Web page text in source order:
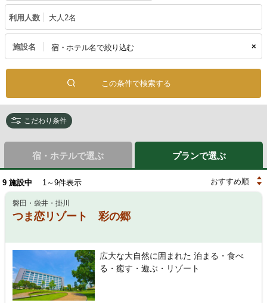
利用人数 大人2名
施設名 ×
こだわり条件
宿・ホテルで選ぶ プランで選ぶ
9 施設中 1～9件表示
磐田・袋井・掛川
つま恋リゾート 彩の郷
広大な大自然に囲まれた 泊まる・食べ
る・癒す・遊ぶ・リゾート